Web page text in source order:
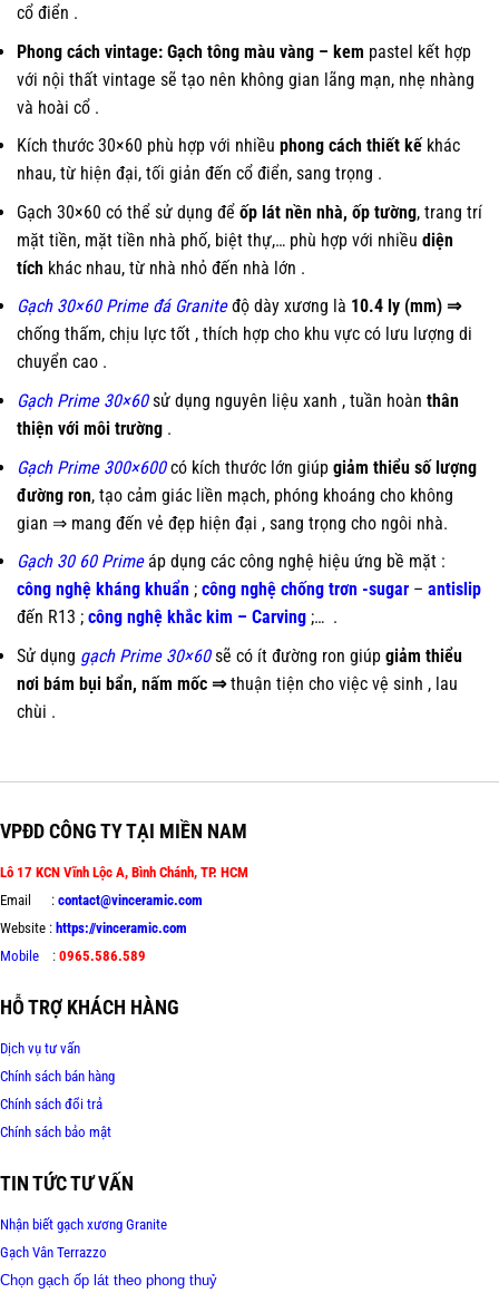
cổ điển .
Phong cách vintage: Gạch tông màu vàng – kem pastel kết hợp
với nội thất vintage sẽ tạo nên không gian lãng mạn, nhẹ nhàng
và hoài cổ .
Kích thước 30×60 phù hợp với nhiều phong cách thiết kếkhác
nhau, từ hiện đại, tối giản đến cổ điển, sang trọng .
Gạch 30×60 có thể sử dụng để ốp lát nền nhà, ốp tường, trang trí
mặt tiền, mặt tiền nhà phố, biệt thự,… phù hợp với nhiều diện
tích khác nhau, từ nhà nhỏ đến nhà lớn .
Gạch 30×60 Primeđá Granite độ dày xương là 10.4 ly (mm) ⇒
chống thấm, chịu lực tốt , thích hợp cho khu vực có lưu lượng di
chuyển cao .
Gạch Prime 30×60sử dụng nguyên liệu xanh , tuần hoàn thân
thiện với môi trường .
Gạch Prime 300×600có kích thước lớn giúp giảm thiểu số lượng
đường ron, tạo cảm giác liền mạch, phóng khoáng cho không
gian ⇒ mang đến vẻ đẹp hiện đại , sang trọng cho ngôi nhà.
Gạch 30 60 Prime áp dụng các công nghệ hiệu ứng bề mặt :
công nghệ kháng khuẩn ; công nghệ chống trơn -sugar – antislip
đến R13 ; công nghệ khắc kim – Carving ;… .
Sử dụng gạch Prime 30×60sẽ có ít đường ron giúp giảm thiểu
nơi bám bụi bẩn, nấm mốc ⇒thuận tiện cho việc vệ sinh , lau
chùi .
VPĐD CÔNG TY TẠI MIỀN NAM
Lô 17 KCN Vĩnh Lộc A, Bình Chánh, TP. HCM
Email : contact@vinceramic.com
Website : https://vinceramic.com
Mobile : 0965.586.589
HỖ TRỢ KHÁCH HÀNG
Dịch vụ tư vấn
Chính sách bán hàng
Chính sách đổi trả
Chính sách bảo mật
TIN TỨC TƯ VẤN
Nhận biết gạch xương Granite
Gạch Vân Terrazzo
Chọn gạch ốp lát theo phong thuỷ